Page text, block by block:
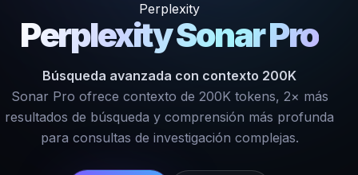
Perplexity
Perplexity Sonar Pro
Búsqueda avanzada con contexto 200K
Sonar Pro ofrece contexto de 200K tokens, 2× más
resultados de búsqueda y comprensión más profunda
para consultas de investigación complejas.